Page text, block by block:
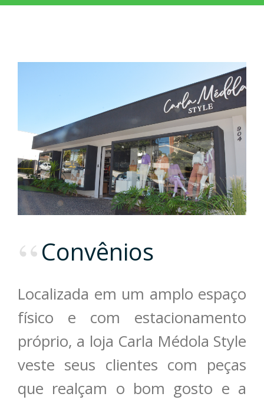
Convênios
Localizada em um amplo espaço
físico e com estacionamento
próprio, a loja Carla Médola Style
veste seus clientes com peças
que realçam o bom gosto e a